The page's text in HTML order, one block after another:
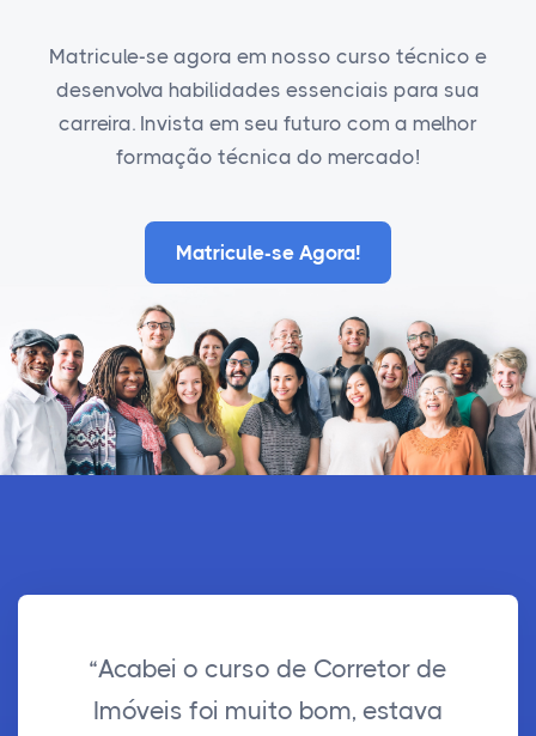
Matricule-se agora em nosso curso técnico e
desenvolva habilidades essenciais para sua
carreira. Invista em seu futuro com a melhor
formação técnica do mercado!
Matricule-se Agora!
“Acabei o curso de Corretor de
Imóveis foi muito bom, estava